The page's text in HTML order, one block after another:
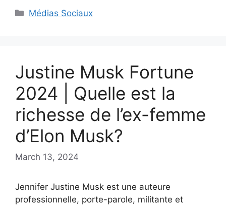
Categories
Médias Sociaux
Justine Musk Fortune
2024 | Quelle est la
richesse de l’ex-femme
d’Elon Musk?
March 13, 2024
Jennifer Justine Musk est une auteure
professionnelle, porte-parole, militante et